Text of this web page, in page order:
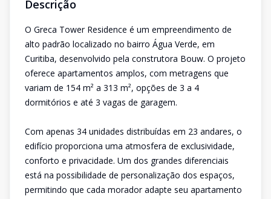
Descrição
O Greca Tower Residence é um empreendimento de
alto padrão localizado no bairro Água Verde, em
Curitiba, desenvolvido pela construtora Bouw. O projeto
oferece apartamentos amplos, com metragens que
variam de 154 m² a 313 m², opções de 3 a 4
dormitórios e até 3 vagas de garagem.
Com apenas 34 unidades distribuídas em 23 andares, o
edifício proporciona uma atmosfera de exclusividade,
conforto e privacidade. Um dos grandes diferenciais
está na possibilidade de personalização dos espaços,
permitindo que cada morador adapte seu apartamento